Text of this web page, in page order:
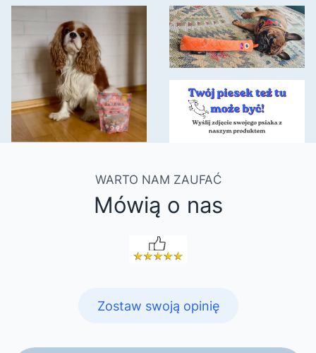
WARTO NAM ZAUFAĆ
Mówią o nas
Zostaw swoją opinię